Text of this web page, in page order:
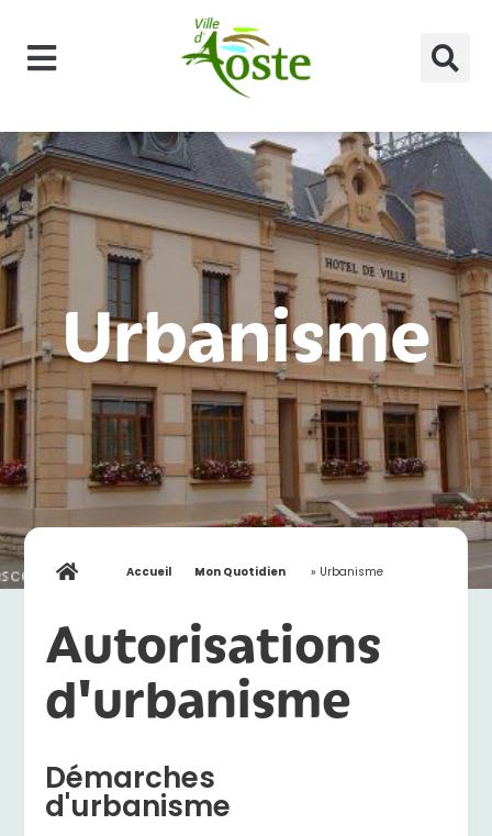
Urbanisme
Accueil »
Mon Quotidien » Urbanisme
Autorisations
d'urbanisme
Démarches
d'urbanisme